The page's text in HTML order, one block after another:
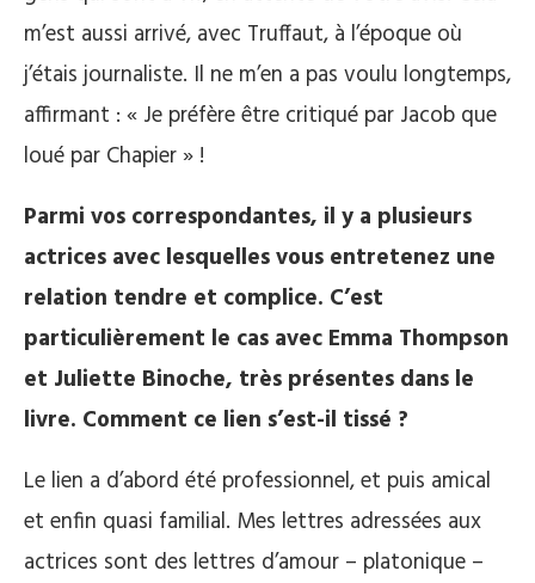
m’est aussi arrivé, avec Truffaut, à l’époque où
j’étais journaliste. Il ne m’en a pas voulu longtemps,
affirmant : « Je préfère être critiqué par Jacob que
loué par Chapier » !
Parmi vos correspondantes, il y a plusieurs
actrices avec lesquelles vous entretenez une
relation tendre et complice. C’est
particulièrement le cas avec Emma Thompson
et Juliette Binoche, très présentes dans le
livre. Comment ce lien s’est-il tissé ?
Le lien a d’abord été professionnel, et puis amical
et enfin quasi familial. Mes lettres adressées aux
actrices sont des lettres d’amour – platonique –